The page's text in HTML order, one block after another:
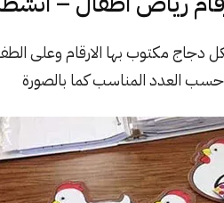
مكتوب بها الارقام وعلى
العدد المناسب كما بالصورة